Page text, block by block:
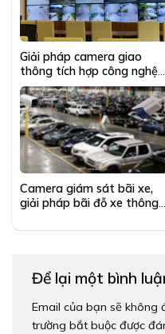
Giải pháp camera giao
thông tích hợp công nghệ
A.I
Camera giám sát bãi xe,
giải pháp bãi đỗ xe thông
Để lại một bình
Email của bạn sẽ không
trường bắt buộc được